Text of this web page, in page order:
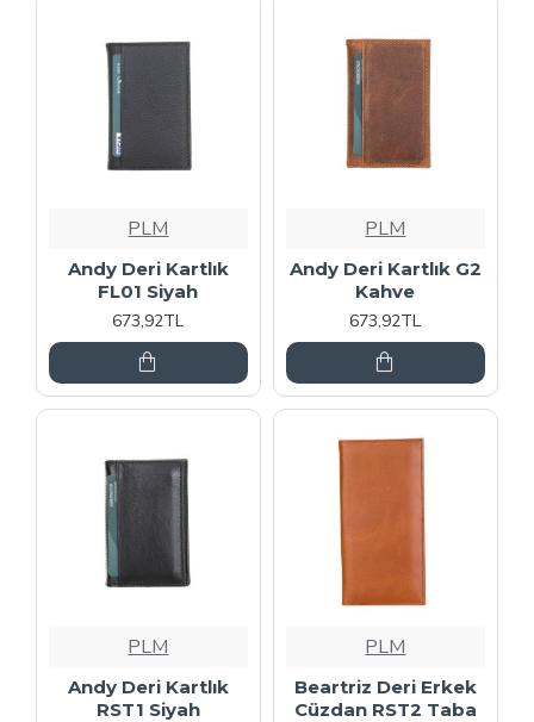
PLM
Andy Deri Kartlık
FL01 Siyah
673,92TL
PLM
Andy Deri Kartlık G2
Kahve
673,92TL
PLM
Andy Deri Kartlık
RST1 Siyah
PLM
Beartriz Deri Erkek
Cüzdan RST2 Taba